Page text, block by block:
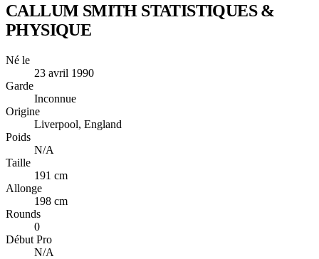
CALLUM SMITH STATISTIQUES &
PHYSIQUE
Né le
23 avril 1990
Garde
Inconnue
Origine
Liverpool, England
Poids
N/A
Taille
191 cm
Allonge
198 cm
Rounds
0
Début Pro
N/A